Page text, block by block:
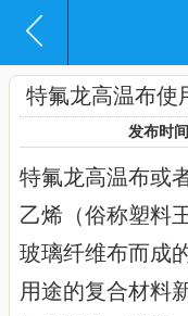
特氟龙高温布使
发布时
特氟龙高温布或
乙烯（俗称塑料
玻璃纤维布而成
用途的复合材料